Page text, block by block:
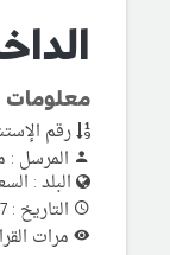
معلومات
رقم
المرسل
البلد :
التاريخ : 7-01-2016
مرات